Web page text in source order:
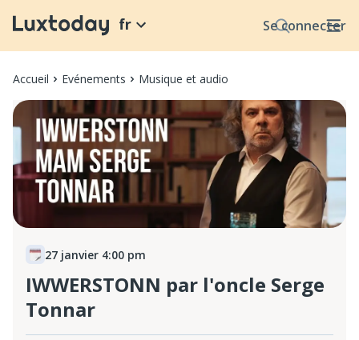
Se connecter
fr
Accueil Evénements Musique et audio
27 janvier 4:00 pm
IWWERSTONN par l'oncle Serge
Tonnar